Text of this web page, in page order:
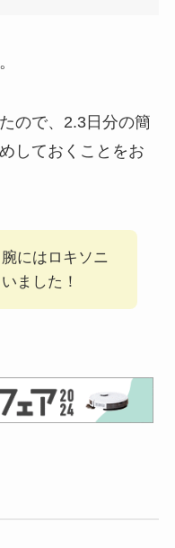
ので、2.3日分の簡
しておくことをお
にはロキソニ
ました！